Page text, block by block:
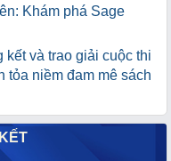
Khám phá Sage
và trao giải cuộc thi
tỏa niềm đam mê sách